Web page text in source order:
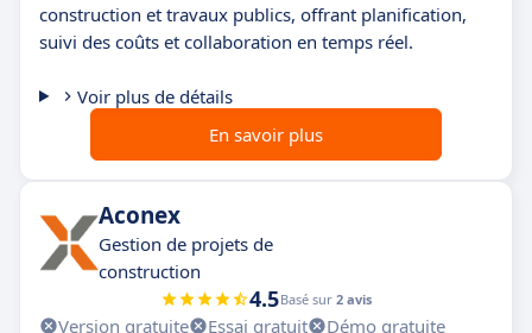
construction et travaux publics, offrant planification,
suivi des coûts et collaboration en temps réel.
Voir plus de détails
En savoir plus
Aconex
Gestion de projets de
construction
4.5Basé sur 2 avis
Version gratuite Essai gratuit
Démo gratuite